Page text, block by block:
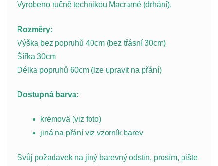
Vyrobeno ručně technikou Macramé (drhání).
Rozměry:
Výška bez popruhů 40cm (bez třásní 30cm)
Šířka 30cm
Délka popruhů 60cm (lze upravit na přání)
Dostupná barva:
krémová (viz foto)
jiná na přání viz vzorník barev
Svůj požadavek na jiný barevný odstín, prosím, pište